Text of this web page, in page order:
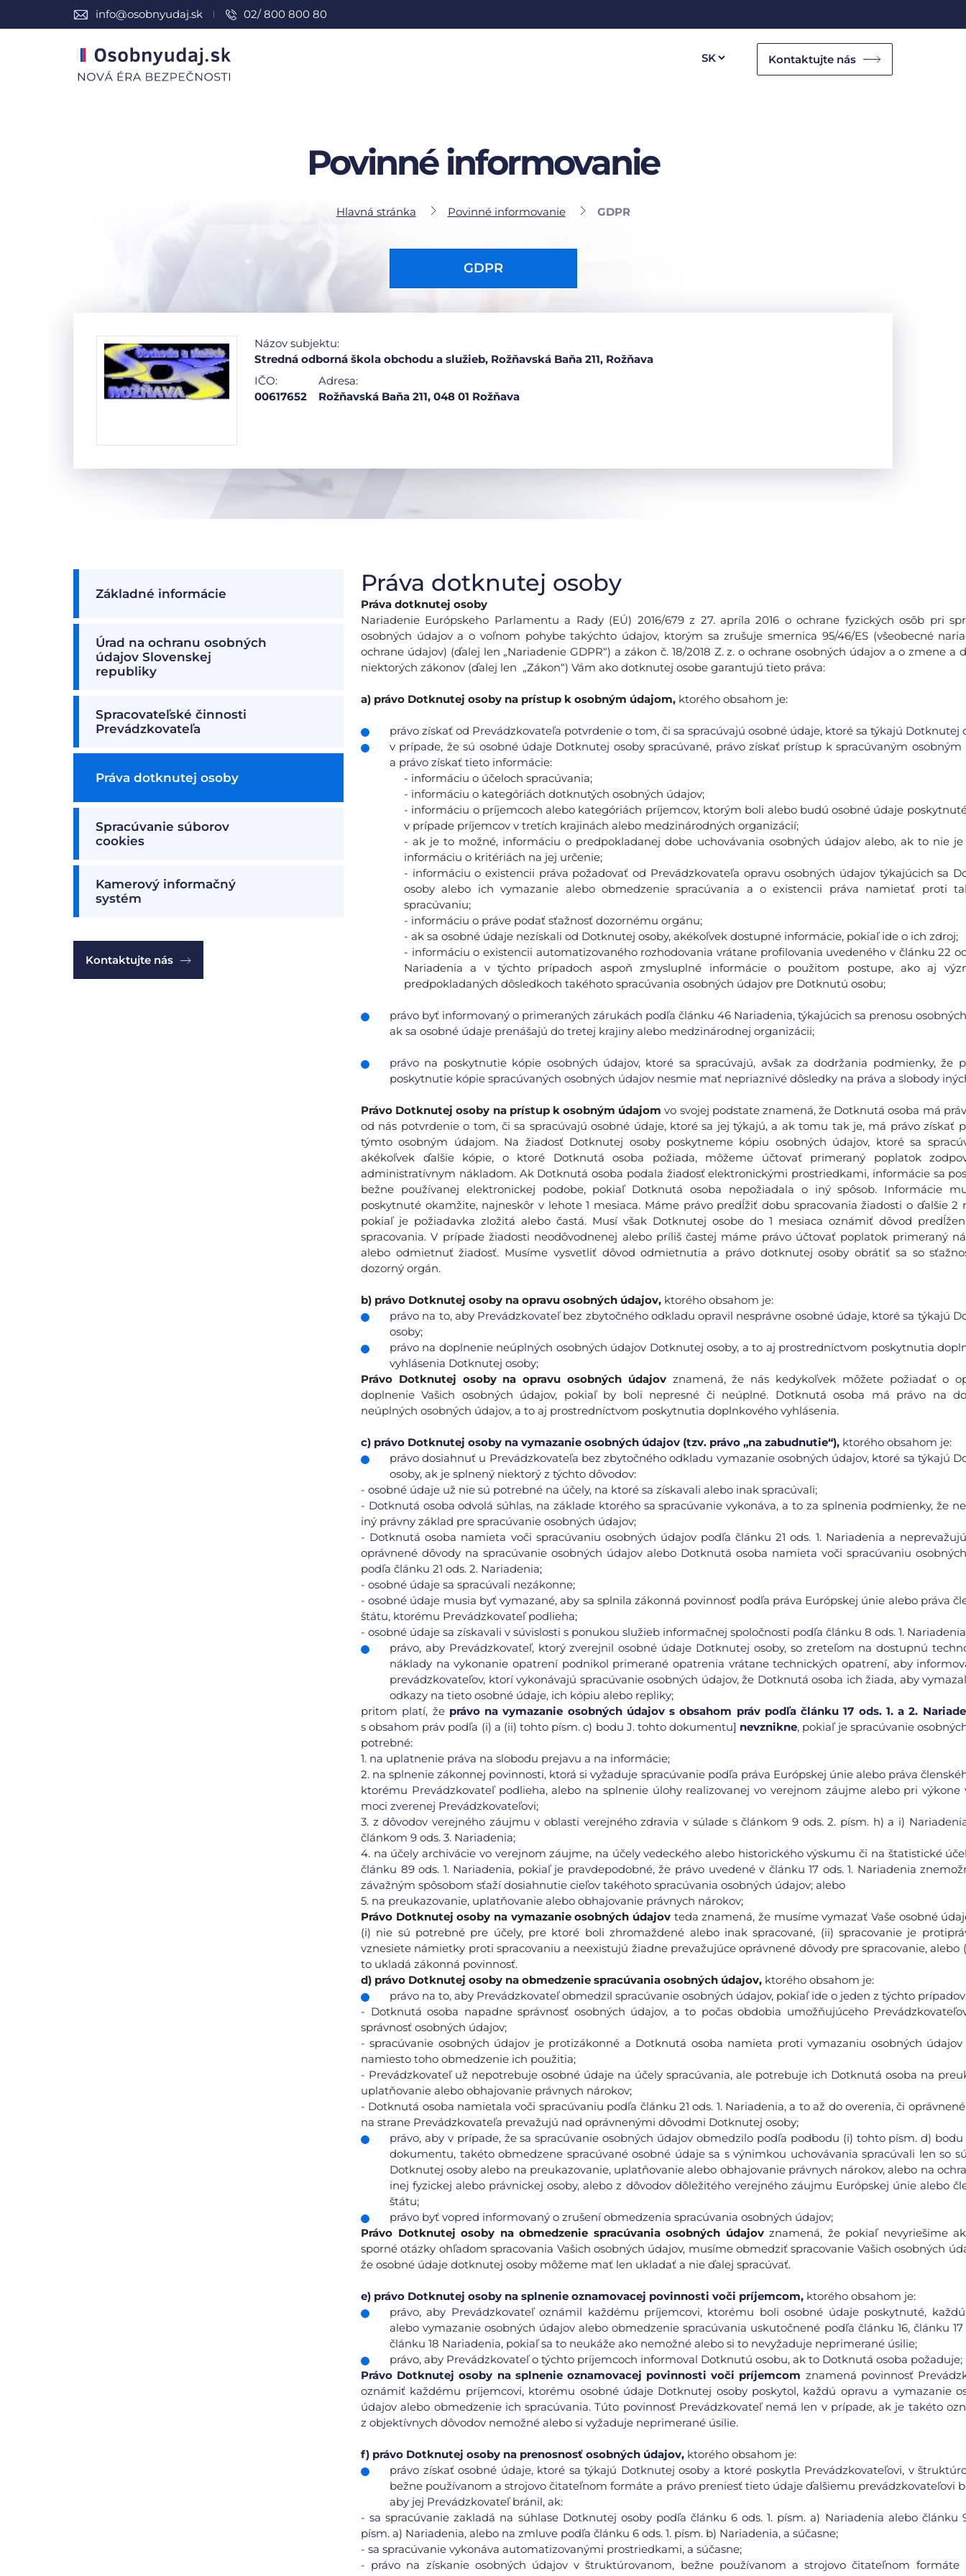
info@osobnyudaj.sk 02/ 800 800 80
Kontaktujte nás
Povinné informovanie
Hlavná stránka Povinné informovanie GDPR
GDPR
Názov subjektu:
Stredná odborná škola obchodu a služieb, Rožňavská Baňa 211, Rožňava
IČO:
00617652
Adresa:
Rožňavská Baňa 211, 048 01 Rožňava
Základné informácie
Úrad na ochranu osobných
údajov Slovenskej
republiky
Spracovateľské činnosti
Prevádzkovateľa
Práva dotknutej osoby
Spracúvanie súborov
cookies
Kamerový informačný
systém
Kontaktujte nás
Práva dotknutej osoby
Práva dotknutej osoby
Nariadenie Európskeho Parlamentu a Rady (EÚ) 2016/679 z 27. apríla 2016 o ochrane fyzických osôb pri
osobných údajov a o voľnom pohybe takýchto údajov, ktorým sa zrušuje smernica 95/46/ES (všeobecné
ochrane údajov) (ďalej len „Nariadenie GDPR“) a zákon č. 18/2018 Z. z. o ochrane osobných údajov a o zmene a
niektorých zákonov (ďalej len „Zákon“) Vám ako dotknutej osobe garantujú tieto práva:
a) právo Dotknutej osoby na prístup k osobným údajom, ktorého obsahom je:
právo získať od Prevádzkovateľa potvrdenie o tom, či sa spracúvajú osobné údaje, ktoré sa týkajú Dotknutej
v prípade, že sú osobné údaje Dotknutej osoby spracúvané, právo získať prístup k spracúvaným
a právo získať tieto informácie:
- informáciu o účeloch spracúvania;
- informáciu o kategóriách dotknutých osobných údajov;
- informáciu o príjemcoch alebo kategóriách príjemcov, ktorým boli alebo budú osobné údaje
v prípade príjemcov v tretích krajinách alebo medzinárodných organizácií;
- ak je to možné, informáciu o predpokladanej dobe uchovávania osobných údajov alebo, ak to nie je
informáciu o kritériách na jej určenie;
- informáciu o existencii práva požadovať od Prevádzkovateľa opravu osobných údajov týkajúcich sa
osoby alebo ich vymazanie alebo obmedzenie spracúvania a o existencii práva namietať proti
spracúvaniu;
- informáciu o práve podať sťažnosť dozornému orgánu;
- ak sa osobné údaje nezískali od Dotknutej osoby, akékoľvek dostupné informácie, pokiaľ ide o ich zdroj;
- informáciu o existencii automatizovaného rozhodovania vrátane profilovania uvedeného v článku 22
Nariadenia a v týchto prípadoch aspoň zmysluplné informácie o použitom postupe, ako aj
predpokladaných dôsledkoch takéhoto spracúvania osobných údajov pre Dotknutú osobu;
právo byť informovaný o primeraných zárukách podľa článku 46 Nariadenia, týkajúcich sa prenosu
ak sa osobné údaje prenášajú do tretej krajiny alebo medzinárodnej organizácii;
právo na poskytnutie kópie osobných údajov, ktoré sa spracúvajú, avšak za dodržania podmienky, že
poskytnutie kópie spracúvaných osobných údajov nesmie mať nepriaznivé dôsledky na práva a slobody
Právo Dotknutej osoby na prístup k osobným údajom vo svojej podstate znamená, že Dotknutá osoba má
od nás potvrdenie o tom, či sa spracúvajú osobné údaje, ktoré sa jej týkajú, a ak tomu tak je, má právo získať
týmto osobným údajom. Na žiadosť Dotknutej osoby poskytneme kópiu osobných údajov, ktoré sa
akékoľvek ďalšie kópie, o ktoré Dotknutá osoba požiada, môžeme účtovať primeraný poplatok
administratívnym nákladom. Ak Dotknutá osoba podala žiadosť elektronickými prostriedkami, informácie sa
bežne používanej elektronickej podobe, pokiaľ Dotknutá osoba nepožiadala o iný spôsob. Informácie
poskytnuté okamžite, najneskôr v lehote 1 mesiaca. Máme právo predĺžiť dobu spracovania žiadosti o ďalšie 2
pokiaľ je požiadavka zložitá alebo častá. Musí však Dotknutej osobe do 1 mesiaca oznámiť dôvod
spracovania. V prípade žiadosti neodôvodnenej alebo príliš častej máme právo účtovať poplatok primeraný
alebo odmietnuť žiadosť. Musíme vysvetliť dôvod odmietnutia a právo dotknutej osoby obrátiť sa so
dozorný orgán.
b) právo Dotknutej osoby na opravu osobných údajov, ktorého obsahom je:
právo na to, aby Prevádzkovateľ bez zbytočného odkladu opravil nesprávne osobné údaje, ktoré sa týkajú
osoby;
právo na doplnenie neúplných osobných údajov Dotknutej osoby, a to aj prostredníctvom poskytnutia
vyhlásenia Dotknutej osoby;
Právo Dotknutej osoby na opravu osobných údajovznamená, že nás kedykoľvek môžete požiadať o
doplnenie Vašich osobných údajov, pokiaľ by boli nepresné či neúplné. Dotknutá osoba má právo na
neúplných osobných údajov, a to aj prostredníctvom poskytnutia doplnkového vyhlásenia.
c) právo Dotknutej osoby na vymazanie osobných údajov (tzv. právo „na zabudnutie“), ktorého obsahom je:
právo dosiahnuť u Prevádzkovateľa bez zbytočného odkladu vymazanie osobných údajov, ktoré sa týkajú
osoby, ak je splnený niektorý z týchto dôvodov:
- osobné údaje už nie sú potrebné na účely, na ktoré sa získavali alebo inak spracúvali;
- Dotknutá osoba odvolá súhlas, na základe ktorého sa spracúvanie vykonáva, a to za splnenia podmienky, že
iný právny základ pre spracúvanie osobných údajov;
- Dotknutá osoba namieta voči spracúvaniu osobných údajov podľa článku 21 ods. 1. Nariadenia a
oprávnené dôvody na spracúvanie osobných údajov alebo Dotknutá osoba namieta voči spracúvaniu
podľa článku 21 ods. 2. Nariadenia;
- osobné údaje sa spracúvali nezákonne;
-osobné údaje musia byť vymazané, aby sa splnila zákonná povinnosť podľa práva Európskej únie alebo práva
štátu, ktorému Prevádzkovateľ podlieha;
- osobné údaje sa získavali v súvislosti s ponukou služieb informačnej spoločnosti podľa článku 8 ods. 1.
právo, aby Prevádzkovateľ, ktorý zverejnil osobné údaje Dotknutej osoby, so zreteľom na dostupnú
náklady na vykonanie opatrení podnikol primerané opatrenia vrátane technických opatrení, aby
prevádzkovateľov, ktorí vykonávajú spracúvanie osobných údajov, že Dotknutá osoba ich žiada, aby
odkazy na tieto osobné údaje, ich kópiu alebo repliky;
pritom platí, že právo na vymazanie osobných údajov s obsahom práv podľa článku 17 ods. 1. a 2.
s obsahom práv podľa (i) a (ii) tohto písm. c) bodu J. tohto dokumentu] nevznikne, pokiaľ je spracúvanie
potrebné:
1. na uplatnenie práva na slobodu prejavu a na informácie;
2. na splnenie zákonnej povinnosti, ktorá si vyžaduje spracúvanie podľa práva Európskej únie alebo práva
ktorému Prevádzkovateľ podlieha, alebo na splnenie úlohy realizovanej vo verejnom záujme alebo pri výkone
moci zverenej Prevádzkovateľovi;
3. z dôvodov verejného záujmu v oblasti verejného zdravia v súlade s článkom 9 ods. 2. písm. h) a i)
článkom 9 ods. 3. Nariadenia;
4. na účely archivácie vo verejnom záujme, na účely vedeckého alebo historického výskumu či na štatistické
článku 89 ods. 1. Nariadenia, pokiaľ je pravdepodobné, že právo uvedené v článku 17 ods. 1. Nariadenia
závažným spôsobom sťaží dosiahnutie cieľov takéhoto spracúvania osobných údajov; alebo
5. na preukazovanie, uplatňovanie alebo obhajovanie právnych nárokov;
Právo Dotknutej osoby na vymazanie osobných údajov teda znamená, že musíme vymazať Vaše osobné
(i) nie sú potrebné pre účely, pre ktoré boli zhromaždené alebo inak spracované, (ii) spracovanie je
vznesiete námietky proti spracovaniu a neexistujú žiadne prevažujúce oprávnené dôvody pre spracovanie, alebo
to ukladá zákonná povinnosť.
d) právo Dotknutej osoby na obmedzenie spracúvania osobných údajov, ktorého obsahom je:
právo na to, aby Prevádzkovateľ obmedzil spracúvanie osobných údajov, pokiaľ ide o jeden z týchto
- Dotknutá osoba napadne správnosť osobných údajov, a to počas obdobia umožňujúceho
správnosť osobných údajov;
- spracúvanie osobných údajov je protizákonné a Dotknutá osoba namieta proti vymazaniu osobných
namiesto toho obmedzenie ich použitia;
- Prevádzkovateľ už nepotrebuje osobné údaje na účely spracúvania, ale potrebuje ich Dotknutá osoba na
uplatňovanie alebo obhajovanie právnych nárokov;
- Dotknutá osoba namietala voči spracúvaniu podľa článku 21 ods. 1. Nariadenia, a to až do overenia, či
na strane Prevádzkovateľa prevažujú nad oprávnenými dôvodmi Dotknutej osoby;
právo, aby v prípade, že sa spracúvanie osobných údajov obmedzilo podľa podbodu (i) tohto písm. d)
dokumentu, takéto obmedzene spracúvané osobné údaje sa s výnimkou uchovávania spracúvali len so
Dotknutej osoby alebo na preukazovanie, uplatňovanie alebo obhajovanie právnych nárokov, alebo na
inej fyzickej alebo právnickej osoby, alebo z dôvodov dôležitého verejného záujmu Európskej únie alebo
štátu;
právo byť vopred informovaný o zrušení obmedzenia spracúvania osobných údajov;
Právo Dotknutej osoby na obmedzenie spracúvania osobných údajovznamená, že pokiaľ nevyriešime
sporné otázky ohľadom spracovania Vašich osobných údajov, musíme obmedziť spracovanie Vašich osobných
že osobné údaje dotknutej osoby môžeme mať len ukladať a nie ďalej spracúvať.
e) právo Dotknutej osoby na splnenie oznamovacej povinnosti voči príjemcom, ktorého obsahom je:
právo, aby Prevádzkovateľ oznámil každému príjemcovi, ktorému boli osobné údaje poskytnuté,
alebo vymazanie osobných údajov alebo obmedzenie spracúvania uskutočnené podľa článku 16, článku 17
článku 18 Nariadenia, pokiaľ sa to neukáže ako nemožné alebo si to nevyžaduje neprimerané úsilie;
právo, aby Prevádzkovateľ o týchto príjemcoch informoval Dotknutú osobu, ak to Dotknutá osoba požaduje;
Právo Dotknutej osoby na splnenie oznamovacej povinnosti voči príjemcom znamená povinnosť
oznámiť každému príjemcovi, ktorému osobné údaje Dotknutej osoby poskytol, každú opravu a vymazanie
údajov alebo obmedzenie ich spracúvania. Túto povinnosť Prevádzkovateľ nemá len v prípade, ak je takéto
z objektívnych dôvodov nemožné alebo si vyžaduje neprimerané úsilie.
f) právo Dotknutej osoby na prenosnosť osobných údajov, ktorého obsahom je:
právo získať osobné údaje, ktoré sa týkajú Dotknutej osoby a ktoré poskytla Prevádzkovateľovi, v
bežne používanom a strojovo čitateľnom formáte a právo preniesť tieto údaje ďalšiemu prevádzkovateľovi
aby jej Prevádzkovateľ bránil, ak:
-sa spracúvanie zakladá na súhlase Dotknutej osoby podľa článku 6 ods. 1. písm. a) Nariadenia alebo článku
písm. a) Nariadenia, alebo na zmluve podľa článku 6 ods. 1. písm. b) Nariadenia, a súčasne;
- sa spracúvanie vykonáva automatizovanými prostriedkami, a súčasne;
- právo na získanie osobných údajov v štruktúrovanom, bežne používanom a strojovo čitateľnom formáte